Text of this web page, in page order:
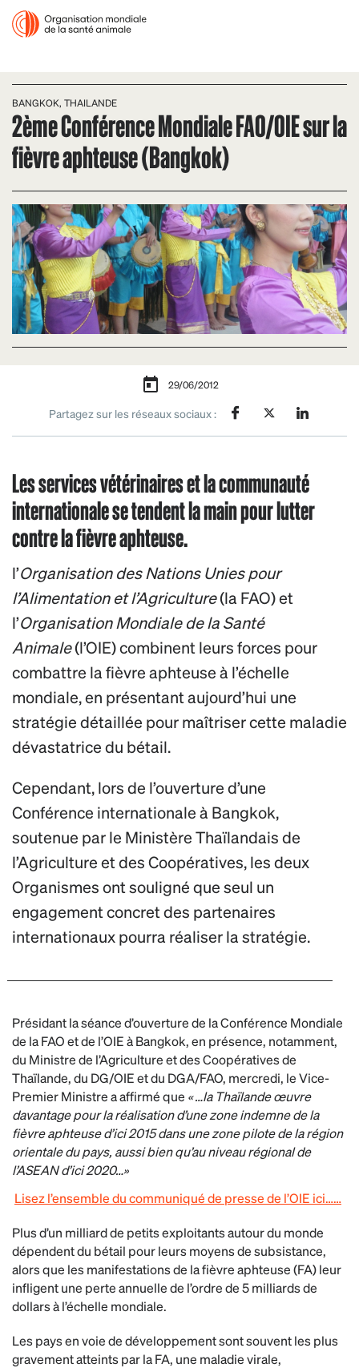
BANGKOK, THAILANDE
2ème Conférence Mondiale FAO/OIE sur la
fièvre aphteuse (Bangkok)
29/06/2012
Partagez sur les réseaux sociaux :
Les services vétérinaires et la communauté
internationale se tendent la main pour lutter
contre la fièvre aphteuse.
l’Organisation des Nations Unies pour
l’Alimentation et l’Agriculture(la FAO) et
l’Organisation Mondiale de la Santé
Animale(l’OIE) combinent leurs forces pour
combattre la fièvre aphteuse à l’échelle
mondiale, en présentant aujourd’hui une
stratégie détaillée pour maîtriser cette maladie
dévastatrice du bétail.
Cependant, lors de l’ouverture d’une
Conférence internationale à Bangkok,
soutenue par le Ministère Thaïlandais de
l’Agriculture et des Coopératives, les deux
Organismes ont souligné que seul un
engagement concret des partenaires
internationaux pourra réaliser la stratégie.
Présidant la séance d’ouverture de la Conférence Mondiale
de la FAO et de l’OIE à Bangkok, en présence, notamment,
du Ministre de l’Agriculture et des Coopératives de
Thaïlande, du DG/OIE et du DGA/FAO, mercredi, le Vice-
Premier Ministre a affirmé que « …la Thaïlande œuvre
davantage pour la réalisation d’une zone indemne de la
fièvre aphteuse d’ici 2015 dans une zone pilote de la région
orientale du pays, aussi bien qu’au niveau régional de
l’ASEAN d’ici 2020…»
Lisez l’ensemble du communiqué de presse de l’OIE ici……
Plus d’un milliard de petits exploitants autour du monde
dépendent du bétail pour leurs moyens de subsistance,
alors que les manifestations de la fièvre aphteuse (FA) leur
infligent une perte annuelle de l’ordre de 5 milliards de
dollars à l’échelle mondiale.
Les pays en voie de développement sont souvent les plus
gravement atteints par la FA, une maladie virale,